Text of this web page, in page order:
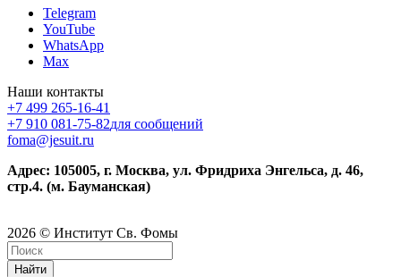
Telegram
YouTube
WhatsApp
Max
Наши контакты
+7 499 265-16-41
+7 910 081-75-82для сообщений
foma@jesuit.ru
Адрес: 105005, г. Москва, ул. Фридриха Энгельса, д. 46,
стр.4. (м. Бауманская)
2026 © Институт Св. Фомы
Найти